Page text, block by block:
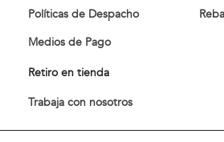
Políticas de Despacho
Medios de Pago
Retiro en tienda
Trabaja con nosotros